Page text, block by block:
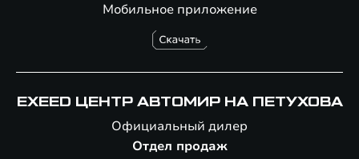
Мобильное приложение
EXEED ЦЕНТР АВТОМИР НА ПЕТУХОВА
Официальный дилер
Отдел продаж